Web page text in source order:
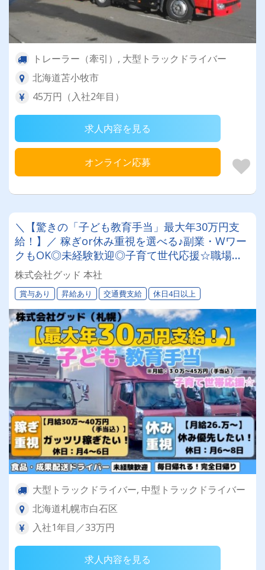
トレーラー（牽引）, 大型トラックドライバー
北海道苫小牧市
45万円（入社2年目）
求人内容を見る
オンライン応募
＼【驚きの「子ども教育手当」最大年30万円支
給！】／ 稼ぎor休み重視を選べる♪副業・Wワー
クもOK◎未経験歓迎◎子育て世代応援☆職場見
学ありで安心◎食品・青果の配送ドライバー募集
★
株式会社グッド 本社
賞与あり 昇給あり 交通費支給 休日4日以上
大型トラックドライバー, 中型トラックドライバー
北海道札幌市白石区
入社1年目／33万円
求人内容を見る